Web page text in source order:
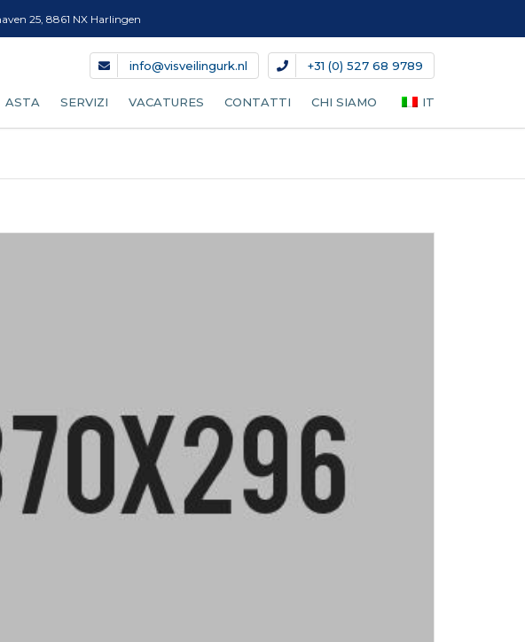
25, 8861 NX Harlingen
info@visveilingurk.nl +31 (0) 527 68 9789
ASTA
QUADRANTE D’ASTA
SERVIZI
CASSETTE
VACATURES CONTATTI CHI SIAMO IT
DE